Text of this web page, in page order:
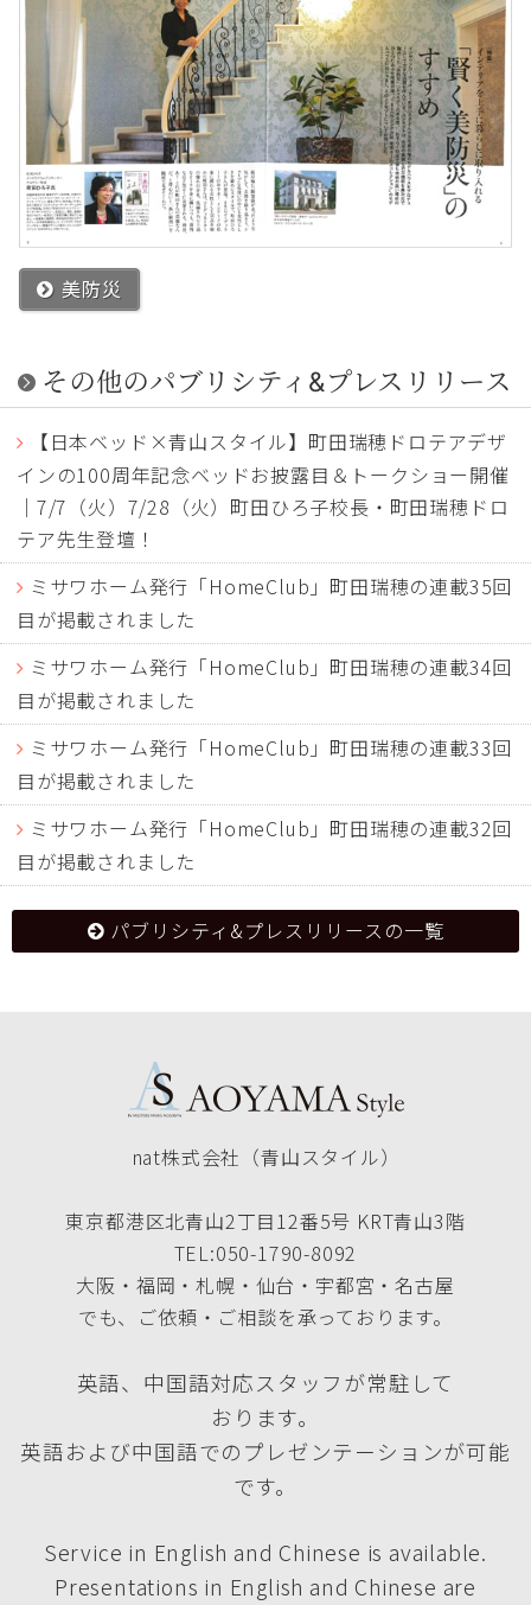
美防災
その他のパブリシティ&プレスリリース
【日本ベッド×青山スタイル】町田瑞穂ドロテアデザ
インの100周年記念ベッドお披露目＆トークショー開催
｜7/7（火）7/28（火）町田ひろ子校長・町田瑞穂ドロ
テア先生登壇！
ミサワホーム発行「HomeClub」町田瑞穂の連載35回
目が掲載されました
ミサワホーム発行「HomeClub」町田瑞穂の連載34回
目が掲載されました
ミサワホーム発行「HomeClub」町田瑞穂の連載33回
目が掲載されました
ミサワホーム発行「HomeClub」町田瑞穂の連載32回
目が掲載されました
パブリシティ&プレスリリースの一覧
nat株式会社（青山スタイル）
東京都港区北青山2丁目12番5号 KRT青山3階
TEL:050-1790-8092
大阪・福岡・札幌・仙台・宇都宮・名古屋
でも、ご依頼・ご相談を承っております。
英語、中国語対応スタッフが常駐して
おります。
英語および中国語でのプレゼンテーションが可能
です。
Service in English and Chinese is available.
Presentations in English and Chinese are